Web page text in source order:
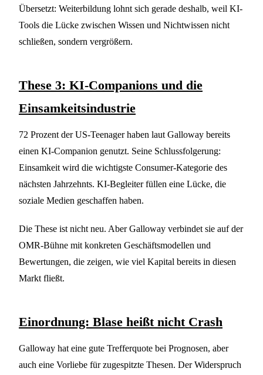
Übersetzt: Weiterbildung lohnt sich gerade deshalb, weil KI-
Tools die Lücke zwischen Wissen und Nichtwissen nicht
schließen, sondern vergrößern.
These 3: KI-Companions und die
Einsamkeitsindustrie
72 Prozent der US-Teenager haben laut Galloway bereits
einen KI-Companion genutzt. Seine Schlussfolgerung:
Einsamkeit wird die wichtigste Consumer-Kategorie des
nächsten Jahrzehnts. KI-Begleiter füllen eine Lücke, die
soziale Medien geschaffen haben.
Die These ist nicht neu. Aber Galloway verbindet sie auf der
OMR-Bühne mit konkreten Geschäftsmodellen und
Bewertungen, die zeigen, wie viel Kapital bereits in diesen
Markt fließt.
Einordnung: Blase heißt nicht Crash
Galloway hat eine gute Trefferquote bei Prognosen, aber
auch eine Vorliebe für zugespitzte Thesen. Der Widerspruch